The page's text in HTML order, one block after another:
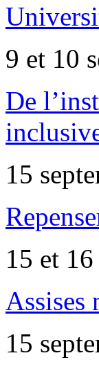
9 et 10
De
15
15 et
Assises
15